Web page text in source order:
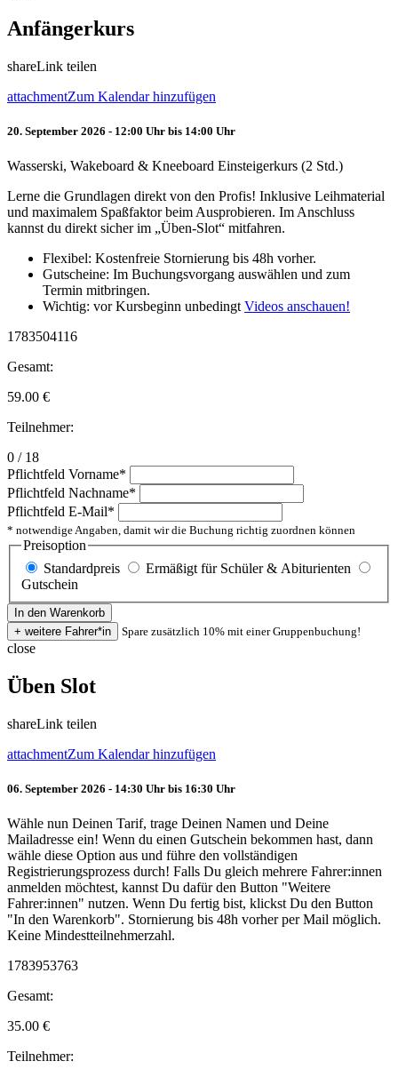
Anfängerkurs
shareLink teilen
attachmentZum Kalendar hinzufügen
20. September 2026 - 12:00 Uhr bis 14:00 Uhr
Wasserski, Wakeboard & Kneeboard Einsteigerkurs (2 Std.)
Lerne die Grundlagen direkt von den Profis! Inklusive Leihmaterial
und maximalem Spaßfaktor beim Ausprobieren. Im Anschluss
kannst du direkt sicher im „Üben-Slot“ mitfahren.
Flexibel: Kostenfreie Stornierung bis 48h vorher.
Gutscheine: Im Buchungsvorgang auswählen und zum
Termin mitbringen.
Wichtig: vor Kursbeginn unbedingt Videos anschauen!
1783504116
Gesamt:
59.00 €
Teilnehmer:
0 / 18
Pflichtfeld Vorname*
Pflichtfeld Nachname*
Pflichtfeld E-Mail*
* notwendige Angaben, damit wir die Buchung richtig zuordnen können
Preisoption
Standardpreis
Ermäßigt für Schüler & Abiturienten
Gutschein
Spare zusätzlich 10% mit einer Gruppenbuchung!
close
Üben Slot
shareLink teilen
attachmentZum Kalendar hinzufügen
06. September 2026 - 14:30 Uhr bis 16:30 Uhr
Wähle nun Deinen Tarif, trage Deinen Namen und Deine
Mailadresse ein! Wenn du einen Gutschein bekommen hast, dann
wähle diese Option aus und führe den vollständigen
Registrierungsprozess durch! Falls Du gleich mehrere Fahrer:innen
anmelden möchtest, kannst Du dafür den Button "Weitere
Fahrer:innen" nutzen. Wenn Du fertig bist, klickst Du den Button
"In den Warenkorb". Stornierung bis 48h vorher per Mail möglich.
Keine Mindestteilnehmerzahl.
1783953763
Gesamt:
35.00 €
Teilnehmer: